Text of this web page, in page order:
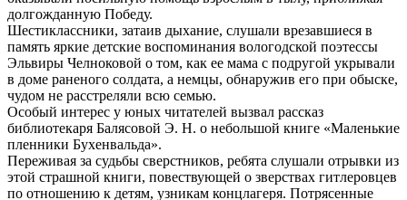
долгожданную Победу.
Шестиклассники, затаив дыхание, слушали врезавшиеся в
память яркие детские воспоминания вологодской поэтессы
Эльвиры Челноковой о том, как ее мама с подругой укрывали
в доме раненого солдата, а немцы, обнаружив его при обыске,
чудом не расстреляли всю семью.
Особый интерес у юных читателей вызвал рассказ
библиотекаря Балясовой Э. Н. о небольшой книге «Маленькие
пленники Бухенвальда».
Переживая за судьбы сверстников, ребята слушали отрывки из
этой страшной книги, повествующей о зверствах гитлеровцев
по отношению к детям, узникам концлагеря. Потрясенные